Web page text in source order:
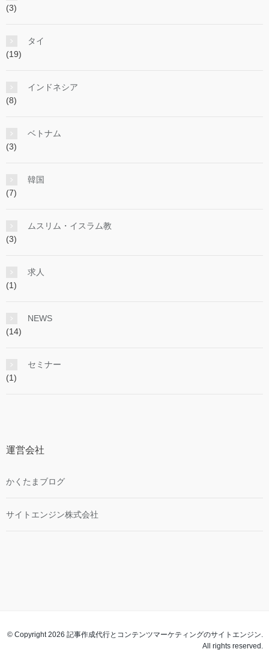
(3)
タイ
(19)
インドネシア
(8)
ベトナム
(3)
韓国
(7)
ムスリム・イスラム教
(3)
求人
(1)
NEWS
(14)
セミナー
(1)
運営会社
かくたまブログ
サイトエンジン株式会社
© Copyright 2026 記事作成代行とコンテンツマーケティングのサイトエンジン.
All rights reserved.